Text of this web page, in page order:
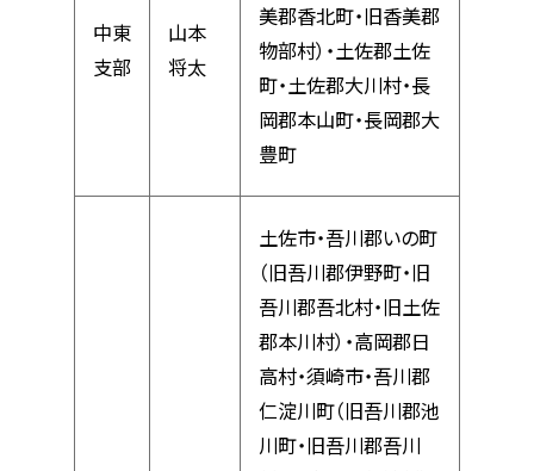
中東
支部
山本
将太
美郡香北町・旧香美郡
物部村）・土佐郡土佐
町・土佐郡大川村・長
岡郡本山町・長岡郡大
豊町
土佐市・吾川郡いの町
（旧吾川郡伊野町・旧
吾川郡吾北村・旧土佐
郡本川村）・高岡郡日
高村・須崎市・吾川郡
仁淀川町（旧吾川郡池
川町・旧吾川郡吾川